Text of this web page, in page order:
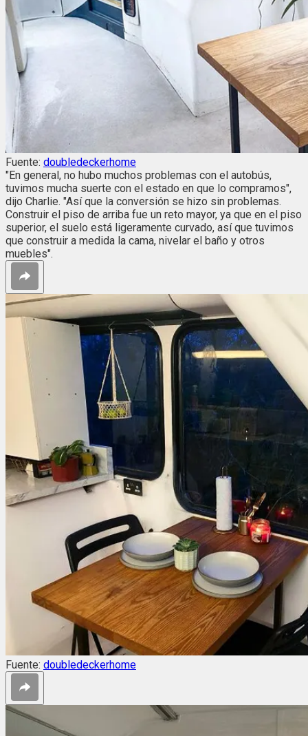
Fuente: doubledeckerhome
"En general, no hubo muchos problemas con el autobús,
tuvimos mucha suerte con el estado en que lo compramos",
dijo Charlie. "Así que la conversión se hizo sin problemas.
Construir el piso de arriba fue un reto mayor, ya que en el piso
superior, el suelo está ligeramente curvado, así que tuvimos
que construir a medida la cama, nivelar el baño y otros
muebles".
Fuente: doubledeckerhome